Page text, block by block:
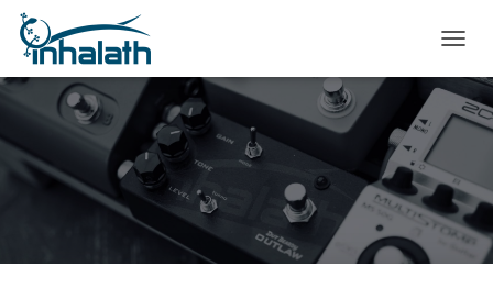
Е
Р
Е
Ю
Ч
И
Ь